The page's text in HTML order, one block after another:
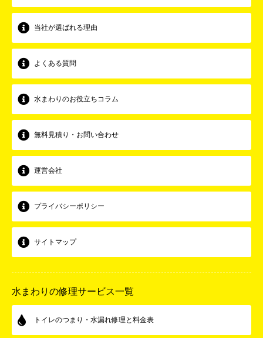
当社が選ばれる理由
よくある質問
水まわりのお役立ちコラム
無料見積り・お問い合わせ
運営会社
プライバシーポリシー
サイトマップ
水まわりの修理サービス一覧
トイレのつまり・水漏れ修理と料金表